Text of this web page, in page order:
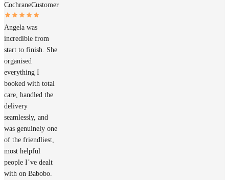
CochraneCustomer
Angela was
incredible from
start to finish. She
organised
everything I
booked with total
care, handled the
delivery
seamlessly, and
was genuinely one
of the friendliest,
most helpful
people I’ve dealt
with on Babobo.